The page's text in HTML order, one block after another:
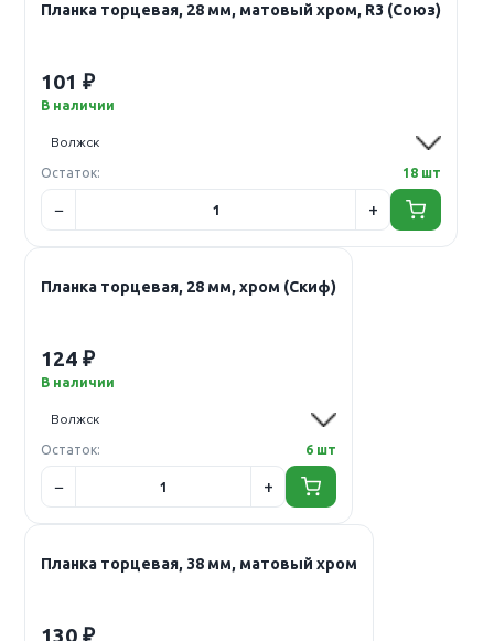
Планка торцевая, 28 мм, матовый хром, R3 (Союз)
101 ₽
В наличии
Остаток: 18 шт
Планка торцевая, 28 мм, хром (Скиф)
124 ₽
В наличии
Остаток: 6 шт
Планка торцевая, 38 мм, матовый хром
130 ₽